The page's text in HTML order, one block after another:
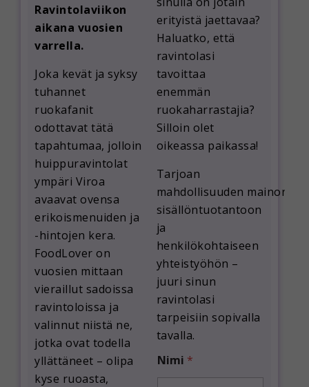
Ravintolaviikon
aikana vuosien
varrella.
Joka kevät ja syksy
tuhannet
ruokafanit
odottavat tätä
tapahtumaa, jolloin
huippuravintolat
ympäri Viroa
avaavat ovensa
erikoismenuiden ja
-hintojen kera.
FoodLover on
vuosien mittaan
vieraillut sadoissa
ravintoloissa ja
valinnut niistä ne,
jotka ovat todella
yllättäneet – olipa
kyse ruoasta,
erityistä jaettavaa?
Haluatko, että
ravintolasi
tavoittaa
enemmän
ruokaharrastajia?
Silloin olet
oikeassa paikassa!
Tarjoan
mahdollisuuden
sisällöntuotantoon
ja
henkilökohtaiseen
yhteistyöhön –
juuri sinun
ravintolasi
tarpeisiin sopivalla
tavalla.
Nimi *